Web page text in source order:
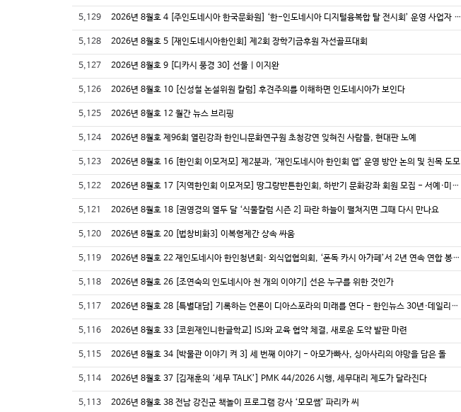
5,129 2026년 8월호 4 [주인도네시아 한국문화원] ‘한-인도네시아 디지털융복합 탈 전시회’ 운영 사업자 모집
5,128 2026년 8월호 5 [재인도네시아한인회] 제2회 장학기금후원 자선골프대회
5,127 2026년 8월호 9 [디카시 풍경 30] 선물 | 이지완
5,126 2026년 8월호 10 [신성철 논설위원 칼럼] 후견주의를 이해하면 인도네시아가 보인다
5,125 2026년 8월호 12 월간 뉴스 브리핑
5,124 2026년 8월호 제96회 열린강좌 한인니문화연구원 초청강연 잊혀진 사람들, 현대판 노예
5,123 2026년 8월호 16 [한인회 이모저모] 제2분과, ‘재인도네시아 한인회 앱’ 운영 방안 논의 및 친목 도모
5,122 2026년 8월호 17 [지역한인회 이모저모] 땅그랑반튼한인회, 하반기 문화강좌 회원 모집 - 서예·미술 프로그램 운영
5,121 2026년 8월호 18 [권영경의 열두 달 ‘식물칼럼 시즌 2] 파란 하늘이 펼쳐지면 그때 다시 만나요
5,120 2026년 8월호 20 [법창비화3] 이복형제간 상속 싸움
5,119 2026년 8월호 22 재인도네시아 한인청년회· 외식업협의회, ‘폰독 카시 아가페’서 2년 연속 연합 봉사 성료
5,118 2026년 8월호 26 [조연숙의 인도네시아 천 개의 이야기] 선은 누구를 위한 것인가
5,117 2026년 8월호 28 [특별대담] 기록하는 언론이 디아스포라의 미래를 연다 - 한인뉴스 30년·데일리인도네시아
5,116 2026년 8월호 33 [코윈재인니한글학교] ISJ와 교육 협약 체결, 새로운 도약 발판 마련
5,115 2026년 8월호 34 [박물관 이야기 켜 3] 세 번째 이야기 - 아모가빠사, 싱아사리의 야망을 담은 돌
5,114 2026년 8월호 37 [김재훈의 ‘세무 TALK’] PMK 44/2026 시행, 세무대리 제도가 달라진다
5,113 2026년 8월호 38 전남 강진군 책놀이 프로그램 강사 ‘모모쌤’ 파리카 씨